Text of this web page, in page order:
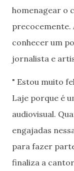
homenagear o
precocemente.
conhecer um
jornalista e
" Estou muito
Laje porque é
audiovisual.
engajadas
para fazer
finaliza a